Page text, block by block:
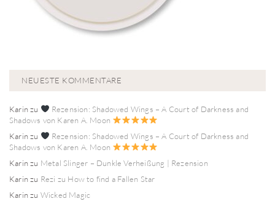
NEUESTE KOMMENTARE
Karinzu
Rezension: Shadowed Wings – A Court of Darkness and
Shadows von Karen A. Moon
Karinzu
Rezension: Shadowed Wings – A Court of Darkness and
Shadows von Karen A. Moon
Karinzu Metal Slinger – Dunkle Verheißung | Rezension
Karinzu Rezi zu How to find a Fallen Star
Karinzu Wicked Magic